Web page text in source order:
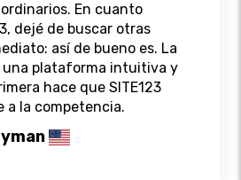
En cuanto
dejé de buscar otras
así de bueno es. La
una plataforma intuitiva y
hace que SITE123
la competencia.